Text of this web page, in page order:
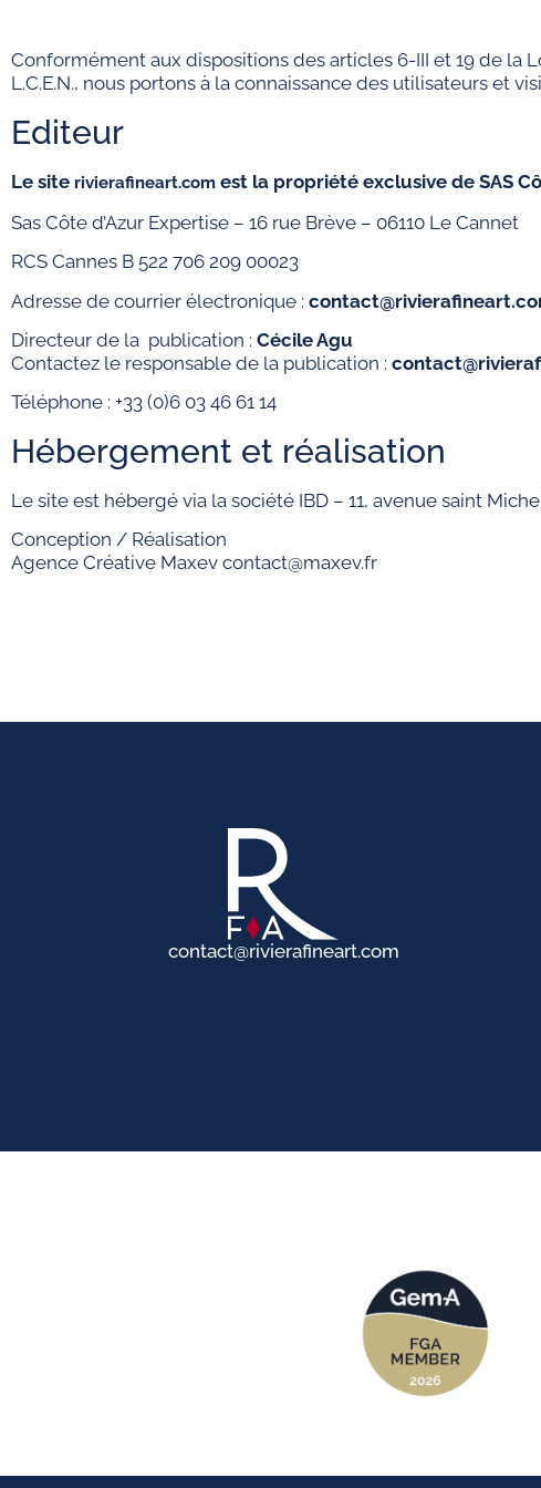
Conformément aux dispositions des articles 6-III et 19 de la
L.C.E.N., nous portons à la connaissance des utilisateurs et
Editeur
Le site rivierafineart.com est la propriété exclusive de SAS
Sas Côte d’Azur Expertise – 16 rue Brève – 06110 Le Cannet
RCS Cannes B 522 706 209 00023
Adresse de courrier électronique :
Directeur de la publication : Cécile Agu
Contactez le responsable de la publication :
Téléphone : +33 (0)6 03 46 61 14
Hébergement et réalisation
Le site est hébergé via la société IBD – 11, avenue saint
Conception / Réalisation
Agence Créative Maxev contact@maxev.fr
contact@rivierafineart.com